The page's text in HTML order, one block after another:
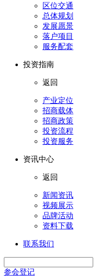
区位交通
总体规划
发展愿景
落户项目
服务配套
投资指南
返回
产业定位
招商载体
招商政策
投资流程
投资服务
资讯中心
返回
新闻资讯
视频展示
品牌活动
资料下载
联系我们
参会登记